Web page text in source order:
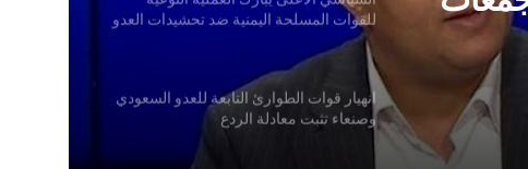
انهيار قوات الطوارئ التابعة للعدو السعودي
وصنعاء تثبت معادلة الردع
مصرع وإصابة المئات من مرتزقة العدو
السعودي وتدمير وإحراق عدد كبير من
معسكرات وتحشيدات العدو السعودي